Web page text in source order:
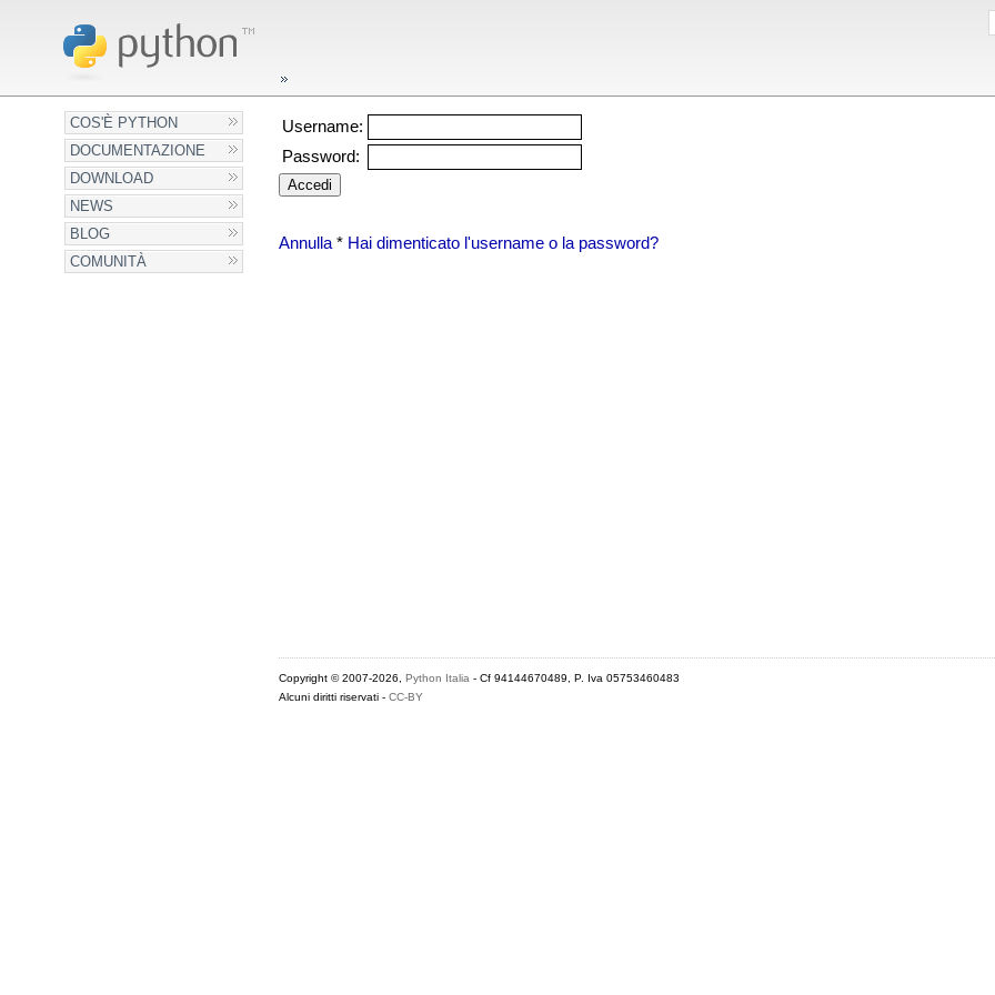
COS'È PYTHON
DOCUMENTAZIONE
DOWNLOAD
NEWS
BLOG
COMUNITÀ
Username:
Password:
Annulla* Hai dimenticato l'username o la password?
Copyright © 2007-2026, Python Italia - Cf 94144670489, P. Iva 05753460483
Alcuni diritti riservati - CC-BY